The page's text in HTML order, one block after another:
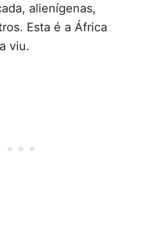
alienígenas,
Esta é a África
viu.